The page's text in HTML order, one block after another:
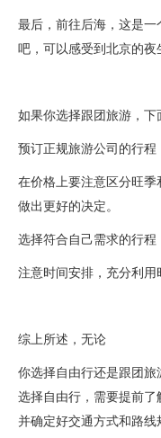
最后，前往后海，这是
吧，可以感受到北京的夜
如果你选择跟团旅游，下
预订正规旅游公司的行程
在价格上要注意区分旺
做出更好的决定。
选择符合自己需求的行程
注意时间安排，充分利用
综上所述，无论
你选择自由行还是跟团
选择自由行，需要提前了
并确定好交通方式和路